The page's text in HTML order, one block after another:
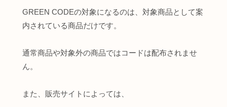
GREEN CODEの対象になるのは、対象商品として案
内されている商品だけです。
通常商品や対象外の商品ではコードは配布されませ
ん。
また、販売サイトによっては、